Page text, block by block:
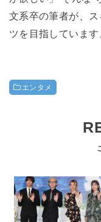
文系卒の筆者が、
ツを目指しています
エンタメ